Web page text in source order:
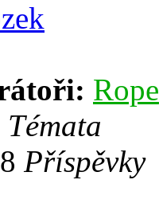
Rope
Témata
Příspěvky